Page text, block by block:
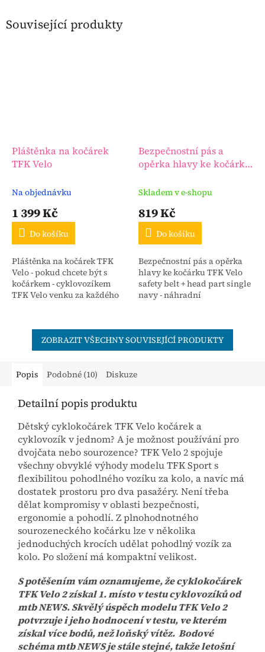
Související produkty
Pláštěnka na kočárek
TFK Velo
Na objednávku
1 399 Kč
Do košíku
Pláštěnka na kočárek TFK
Velo - pokud chcete být s
kočárkem - cyklovozíkem
TFK Velo venku za každého
před deštěm a větrem.
Bezpečnostní pás a
opěrka hlavy ke kočárku
Skladem v e-shopu
819 Kč
Do košíku
Bezpečnostní pás a opěrka
hlavy ke kočárku TFK Velo
safety belt + head part single
navy - náhradní
cyklovozíku TFK Velo pro...
ZOBRAZIT VŠECHNY SOUVISEJÍCÍ PRODUKTY
Popis Podobné (10) Diskuze
Detailní popis produktu
Dětský cyklokočárek TFK Velo kočárek a
cyklovozík v jednom? A je možnost používání pro
dvojčata nebo sourozence? TFK Velo 2 spojuje
všechny obvyklé výhody modelu TFK Sport s
flexibilitou pohodlného vozíku za kolo, a navíc má
dostatek prostoru pro dva pasažéry. Není třeba
dělat kompromisy v oblasti bezpečnosti,
ergonomie a pohodlí. Z plnohodnotného
sourozeneckého kočárku lze v několika
jednoduchých krocích udělat pohodlný vozík za
kolo. Po složení má kompaktní velikost.
S potěšením vám oznamujeme, že cyklokočárek
TFK Velo 2 získal 1. místo v testu cyklovozíků od
mtb NEWS. Skvělý úspěch modelu TFK Velo 2
potvrzuje i jeho hodnocení v testu, ve kterém
získal více bodů, než loňský vítěz. Bodové
schéma mtb NEWS je stále stejné, takže letošní